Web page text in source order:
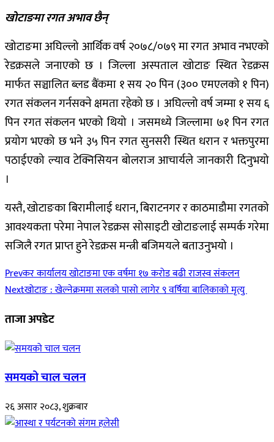
खोटाङमा रगत अभाव छैन्
खोटाङमा अघिल्लो आर्थिक वर्ष २०७८/०७९ मा रगत अभाव नभएको
रेडक्रसले जनाएको छ । जिल्ला अस्पताल खोटाङ स्थित रेडक्रस
मार्फत सञ्चालित ब्लड बैंकमा १ सय २० पिन (३०० एमएलको १ पिन)
रगत संकलन गर्नसक्ने क्षमता रहेको छ । अघिल्लो वर्ष जम्मा १ सय ६
पिन रगत संकलन भएको थियो । जसमध्ये जिल्लामा ७१ पिन रगत
प्रयोग भएको छ भने ३५ पिन रगत सुनसरी स्थित धरान र भक्तपुरमा
पठाईएको ल्याव टेक्निसियन बोलराज आचार्यले जानकारी दिनुभयो
।
यस्तै, खोटाङका बिरामीलाई धरान, बिराटनगर र काठमाडौमा रगतको
आवश्यकता परेमा नेपाल रेडक्रस सोसाइटी खोटाङलाई सम्पर्क गरेमा
सजिलै रगत प्राप्त हुने रेडक्रस मन्त्री बजिमयले बताउनुभयो ।
Prevकर कार्यालय खोटाङमा एक वर्षमा १७ करोड बढी राजस्व संकलन
Nextखोटाङ : खेल्नेक्रममा सलको पासो लागेर ९ वर्षिया बालिकाको मृत्यु
ताजा अपडेट
समयको चाल चलन
२६ असार २०८३, शुक्रबार